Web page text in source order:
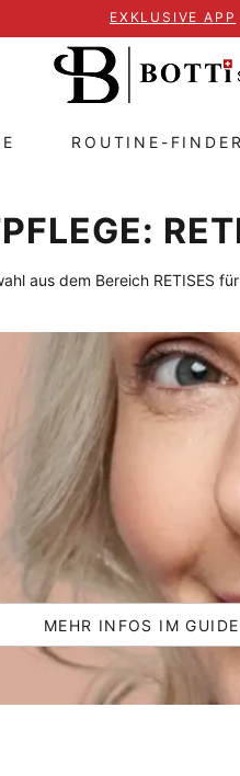
EXKLUSIVE APP
ROUTINE-FINDER
aus dem Bereich RETISES
MEHR INFOS IM